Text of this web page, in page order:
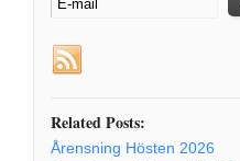
Related Posts:
Årensning Hösten 2026